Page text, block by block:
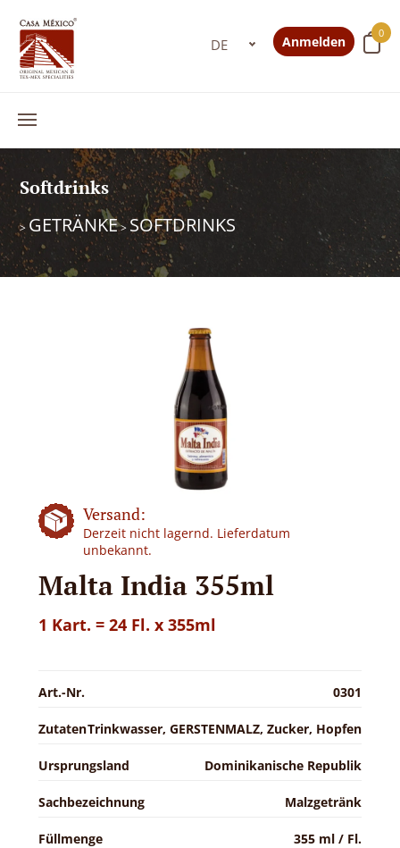
0
Anmelden
Softdrinks
> GETRÄNKE>SOFTDRINKS
Versand:
Derzeit nicht lagernd. Lieferdatum
unbekannt.
Malta India 355ml
1 Kart. = 24 Fl. x 355ml
Art.-Nr. 0301
ZutatenTrinkwasser, GERSTENMALZ, Zucker, Hopfen
Ursprungsland Dominikanische Republik
Sachbezeichnung Malzgetränk
Füllmenge 355 ml / Fl.